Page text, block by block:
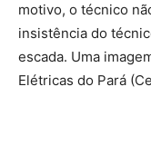
motivo, o técnico
insistência do
escada. Uma
Elétricas do Pará